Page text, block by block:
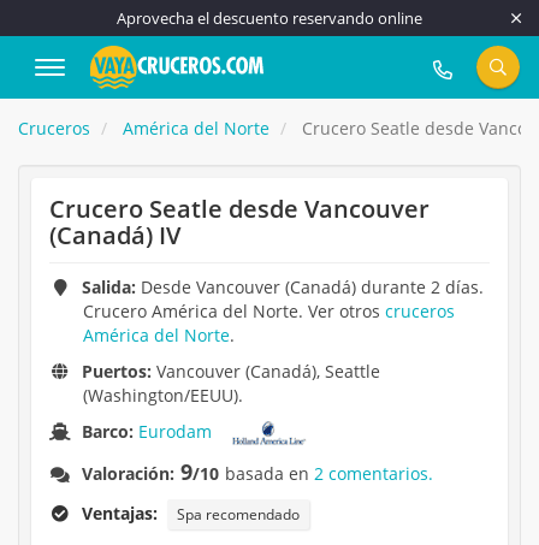
Aprovecha el descuento reservando online
917 815 555
Cruceros América del Norte Crucero Seatle desde
Crucero Seatle desde Vancouver
(Canadá) IV
Salida: Desde Vancouver (Canadá) durante 2 días.
Crucero América del Norte. Ver otros cruceros
América del Norte.
Puertos: Vancouver (Canadá), Seattle
(Washington/EEUU).
Barco: Eurodam
Valoración: 9/10 basada en2 comentarios.
Ventajas:
Spa recomendado